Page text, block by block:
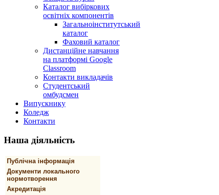
Каталог вибіркових
освітніх компонентів
Загальноінститутський
каталог
Фаховий каталог
Дистанційне навчання
на платформі Google
Classroom
Контакти викладачів
Студентський
омбудсмен
Випускнику
Коледж
Контакти
Наша діяльність
Публічна інформація
Документи локального
нормотворення
Акредитація